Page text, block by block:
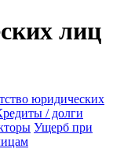
лиц
юридических
/ долги
Ущерб при